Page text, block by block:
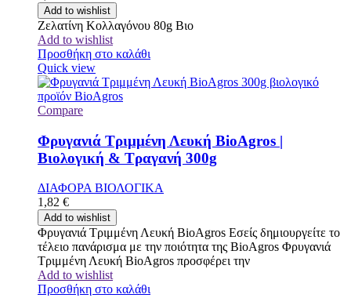
Add to wishlist
Ζελατίνη Κολλαγόνου 80g Βιο
Add to wishlist
Προσθήκη στο καλάθι
Quick view
Compare
Φρυγανιά Τριμμένη Λευκή BioAgros |
Βιολογική & Τραγανή 300g
ΔΙΑΦΟΡΑ ΒΙΟΛΟΓΙΚΑ
1,82 €
Add to wishlist
Φρυγανιά Τριμμένη Λευκή BioAgros Εσείς δημιουργείτε το
τέλειο πανάρισμα με την ποιότητα της BioAgros Φρυγανιά
Τριμμένη Λευκή BioAgros προσφέρει την
Add to wishlist
Προσθήκη στο καλάθι